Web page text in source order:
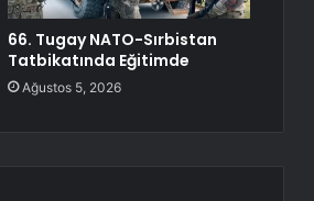
66. Tugay NATO-Sırbistan
Tatbikatında Eğitimde
Ağustos 5, 2026